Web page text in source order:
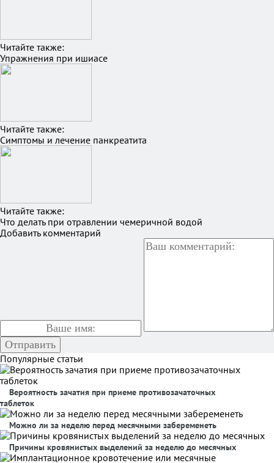
Читайте также:
Упражнения при ишиасе
Читайте также:
Симптомы и лечение панкреатита
Читайте также:
Что делать при отравлении чемеричной водой
Добавить комментарий
Популярные статьи
Вероятность зачатия при приеме противозачаточных
таблеток
Можно ли за неделю перед месячными забеременеть
Причины кровянистых выделений за неделю до месячных